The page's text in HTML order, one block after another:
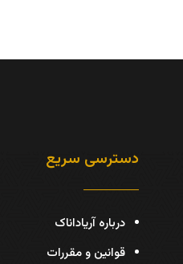
دسترسی سریع
درباره آریاداناک
قوانین و مقررات